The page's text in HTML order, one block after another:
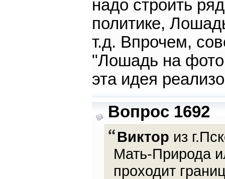
надо строить
политике,
т.д. Впрочем,
"Лошадь на
эта идея
Вопрос 1692
Виктор из
Мать-Природа
проходит